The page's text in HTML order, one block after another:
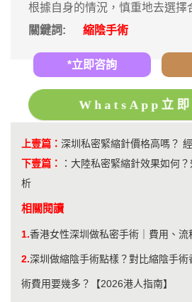
根據自身的情況，慎重地去選擇
關鍵詞:
縮陰手術
*立即咨詢
WhatsApp立即
上壹篇： 深圳私密緊縮針價格高嗎？
下壹篇：
： 大陸私密緊縮針效果如何
析
相關閱讀
1.香港女性深圳做私密手術｜費用、
2.深圳做縮陰手術點樣？對比縮陰手
術費用要幾多？【2026港人指南】